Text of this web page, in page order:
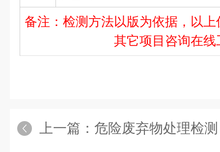
备注：检测方法以版为依据，以
其它项目咨询在线
上一篇： 危险废弃物处理检测